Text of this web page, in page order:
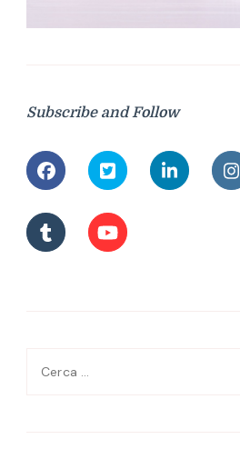
Subscribe and Follow
Ricerca